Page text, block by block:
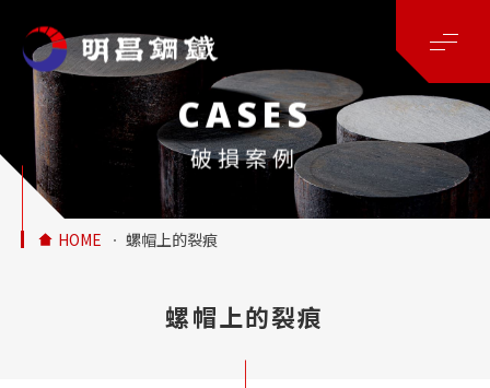
CASES
破損案例
HOME 螺帽上的裂痕
螺帽上的裂痕